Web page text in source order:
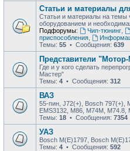
Статьи и материалы
Статьи и материалы на темы
оборудованием и
Подфорумы:
Чип-тюнинг,
приспособления
Темы: 55 • Сообщения: 639
Представители
Где и у кого сделать
Мастер"
Темы: 4 • Сообщения: 312
ВАЗ
55-пин, J72(+), Bosch 797(+),
EMS3132, М86, М74М, М74.8,
Темы: 18 • Сообщения: 7354
УАЗ
Bosch M(E)1797, Bosch
Темы: 4 • Сообщения: 592